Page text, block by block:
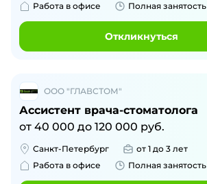
Работа в офисе
Полная занятость
Откликнуться
ООО "ГЛАВСТОМ"
Ассистент врача-стоматолога
от 40 000 до 120 000 руб.
Санкт-Петербург
от 1 до 3 лет
Работа в офисе
Полная занятость